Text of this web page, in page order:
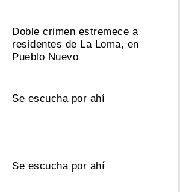
Doble crimen estremece a
residentes de La Loma, en
Pueblo Nuevo
Se escucha por ahí
Se escucha por ahí